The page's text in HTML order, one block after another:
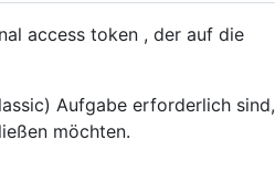
access token , der auf die
Aufgabe erforderlich sind,
möchten.